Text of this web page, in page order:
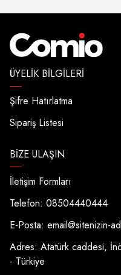
ÜYELIK BILGILERI
Şifre Hatırlatma
Sipariş Listesi
BIZE ULAŞIN
İletişim Formları
Telefon: 08504440444
E-Posta: email@sitenizin-
Adres: Atatürk caddesi,
- Türkiye